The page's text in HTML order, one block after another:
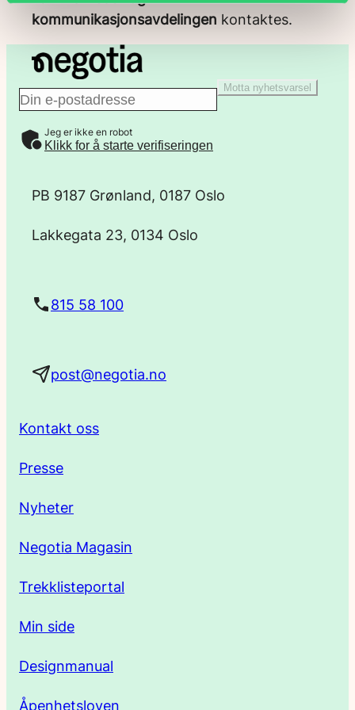
kommunikasjonsavdelingen kontaktes.
E
-
Motta nyhetsvarsel
Jeg er ikke en robot
Klikk for å starte verifiseringen
PB 9187 Grønland, 0187 Oslo
Lakkegata 23, 0134 Oslo
815 58 100
post@negotia.no
Kontakt oss
Presse
Nyheter
Negotia Magasin
Trekklisteportal
Min side
Designmanual
Åpenhetsloven